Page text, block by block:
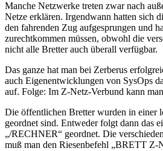
Manche Netzwerke treten zwar nach
Netze erklären. Irgendwann hatten sich
den fahrenden Zug aufgesprungen und
zurechtkommen müssen, obwohl die
nicht alle Bretter auch überall verfügbar.
Das ganze hat man bei Zerberus
auch Eigenentwicklungen von SysOps
auf. Folge: Im Z-Netz-Verbund kann
Die öffentlichen Bretter wurden in einer
geordnet sind. Entweder folgt dann das
„/RECHNER“ geordnet. Die
muß man den Riesenbefehl „BRETT